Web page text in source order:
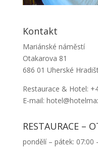
Kontakt
Mariánské náměstí
Otakarova 81
686 01 Uherské
Restaurace & Hotel:
E-mail:
RESTAURACE –
pondělí – pátek: 07:00